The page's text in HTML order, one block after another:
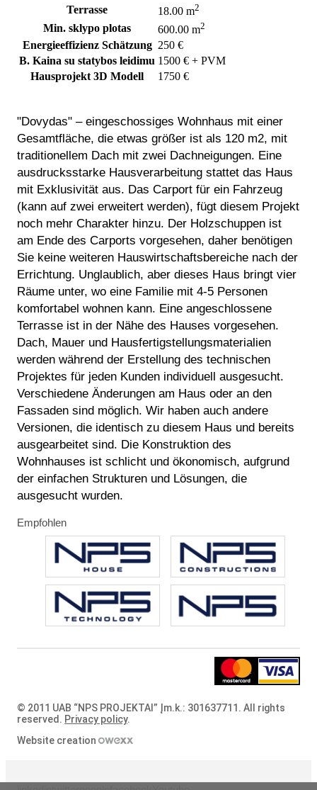
Terrasse 18.00 m2
Min. sklypo plotas 600.00 m2
Energieeffizienz Schätzung 250 €
B. Kaina su statybos leidimu 1500 € + PVM
Hausprojekt 3D Modell
1750 €
"Dovydas" – eingeschossiges Wohnhaus mit einer
Gesamtfläche, die etwas größer ist als 120 m2, mit
traditionellem Dach mit zwei Dachneigungen. Eine
ausdrucksstarke Hausverarbeitung stattet das Haus
mit Exklusivität aus. Das Carport für ein Fahrzeug
(kann auf zwei erweitert werden), fügt diesem Projekt
noch mehr Charakter hinzu. Der Holzschuppen ist
am Ende des Carports vorgesehen, daher benötigen
Sie keine weiteren Hauswirtschaftsbereiche nach der
Errichtung. Unglaublich, aber dieses Haus bringt vier
Räume unter, wo eine Familie mit 4-5 Personen
komfortabel wohnen kann. Eine angeschlossene
Terrasse ist in der Nähe des Hauses vorgesehen.
Dach, Mauer und Hausfertigstellungsmaterialien
werden während der Erstellung des technischen
Projektes für jeden Kunden individuell ausgesucht.
Verschiedene Änderungen am Haus oder an den
Fassaden sind möglich. Wir haben auch andere
Versionen, die identisch zu diesem Haus und bereits
ausgearbeitet sind. Die Konstruktion des
Wohnhauses ist schlicht und ökonomisch, aufgrund
der einfachen Strukturen und Lösungen, die
ausgesucht wurden.
Empfohlen
© 2011 UAB “NPS PROJEKTAI” Įm.k.: 301637711. All rights
reserved. Privacy policy.
Website creation